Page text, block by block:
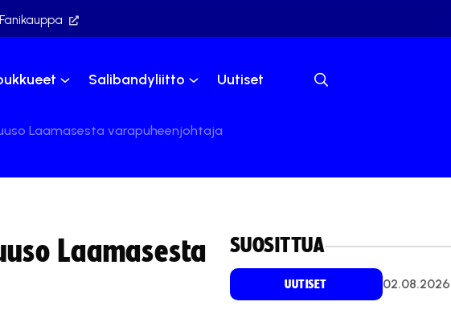
Fanikauppa
Salibandyliitto Uutiset
Laamasesta varapuheenjohtaja
Laamasesta
SUOSITTUA
UUTISET 02.08.2026